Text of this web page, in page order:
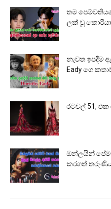
තම
ලක් වූ
නැවත ඉපදීම
Eady ගෙ
රටවල් 51, එක
ඔන්ලයින්
කරගත්